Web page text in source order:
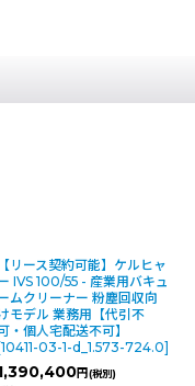
ルヒャー ドライクリーナ
用フィルターバスケット
代引不可・個人宅配送不
】 [3849-03-1-d_2.889-